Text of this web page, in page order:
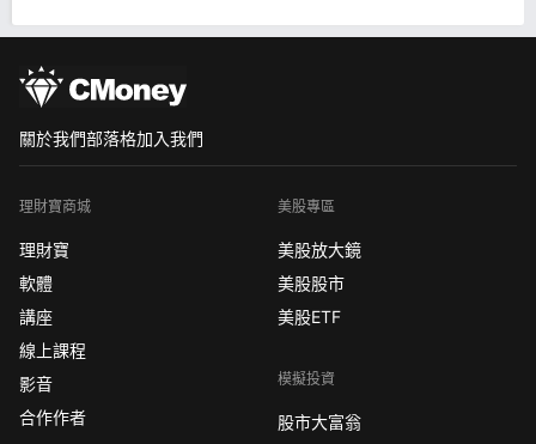
關於我們部落格加入我們
理財寶商城
理財寶
軟體
講座
線上課程
影音
合作作者
美股專區
美股放大鏡
美股股市
美股ETF
模擬投資
股市大富翁